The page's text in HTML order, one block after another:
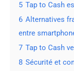
5 Tap to Cash
6 Alternatives
entre
7 Tap to Cash
8 Sécurité et